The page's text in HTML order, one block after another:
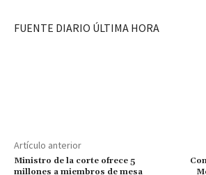
FUENTE DIARIO ÚLTIMA HORA
Artículo anterior
Ministro de la corte ofrece 5
millones a miembros de mesa